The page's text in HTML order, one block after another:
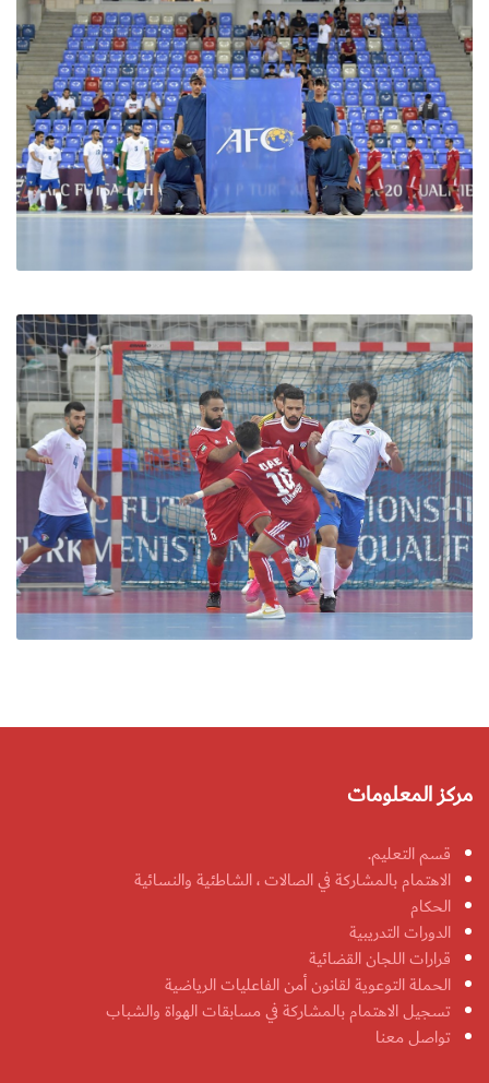
مركز المعلومات
قسم التعليم.
الاهتمام بالمشاركة في الصالات ، الشاطئية والنسائية
الحكام
الدورات التدريبية
قرارات اللجان القضائية
الحملة التوعوية لقانون أمن الفاعليات الرياضية
تسجيل الاهتمام بالمشاركة في مسابقات الهواة والشباب
تواصل معنا